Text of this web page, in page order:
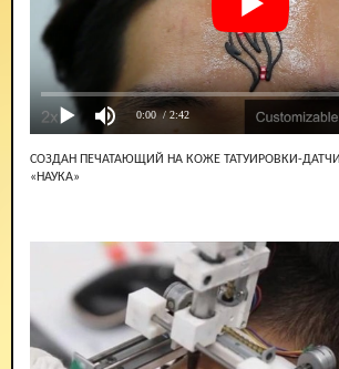
0:00 / 2:42
СОЗДАН ПЕЧАТАЮЩИЙ НА КОЖЕ ТАТУИРОВКИ-
«НАУКА»